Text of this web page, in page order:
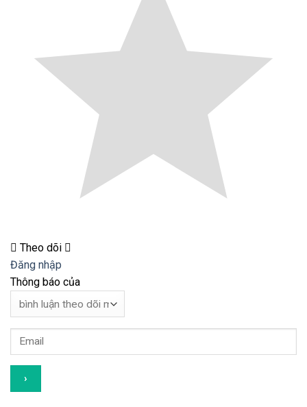
Theo dõi
Đăng nhập
Thông báo của